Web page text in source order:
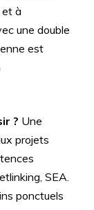
à
une double
est
? Une
projets
SEA.
ponctuels